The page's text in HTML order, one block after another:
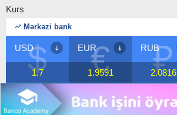
Kurs
Mərkəzi bank
$
USD
1.7 €
EUR
1.9591 ₽
RUB
2.0816